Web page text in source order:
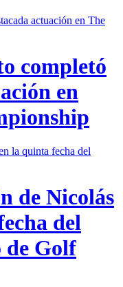
completó
en
de Nicolás
del
Golf